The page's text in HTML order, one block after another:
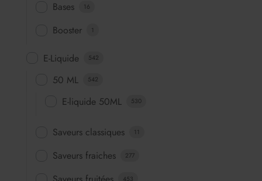
Bases 16
Booster 1
E-Liquide 542
50 ML 542
E-liquide 50ML 530
Saveurs classiques 11
Saveurs fraiches 277
453